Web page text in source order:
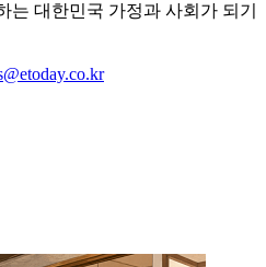
는 대한민국 가정과 사회가 되기